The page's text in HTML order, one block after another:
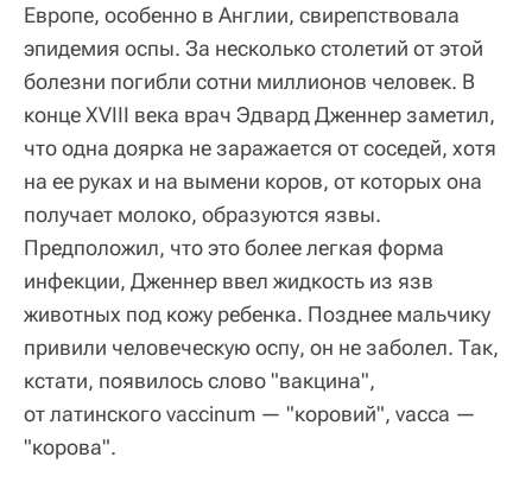
Европе, особенно в Англии, свирепствовала
эпидемия оспы. За несколько столетий от этой
болезни погибли сотни миллионов человек. В
конце XVIII века врач Эдвард Дженнер заметил,
что одна доярка не заражается от соседей, хотя
на ее руках и на вымени коров, от которых она
получает молоко, образуются язвы.
Предположил, что это более легкая форма
инфекции, Дженнер ввел жидкость из язв
животных под кожу ребенка. Позднее мальчику
привили человеческую оспу, он не заболел. Так,
кстати, появилось слово "вакцина",
от латинского vaccinum — "коровий", vacca —
"корова".